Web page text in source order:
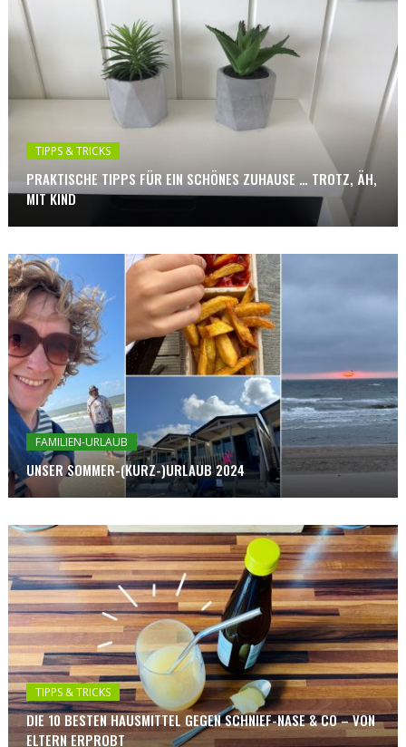
TIPPS & TRICKS
PRAKTISCHE TIPPS FÜR EIN SCHÖNES ZUHAUSE … TROTZ, ÄH,
MIT KIND
FAMILIEN-URLAUB
UNSER SOMMER-(KURZ-)URLAUB 2024
TIPPS & TRICKS
DIE 10 BESTEN HAUSMITTEL GEGEN SCHNIEF-NASE & CO – VON
ELTERN ERPROBT